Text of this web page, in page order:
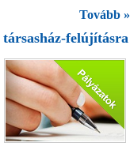
Tovább »
felújításra